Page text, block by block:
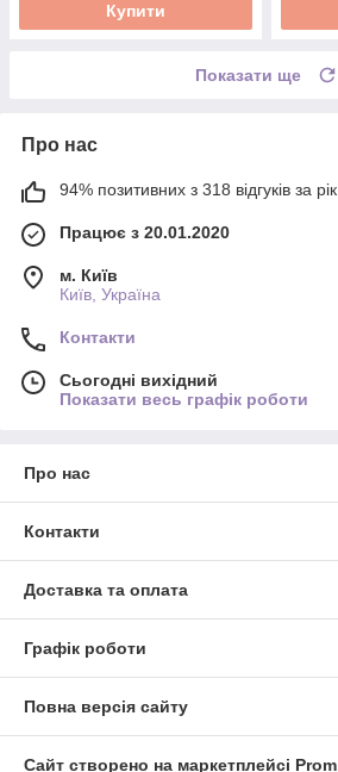
Купити
Показати ще
Про нас
94% позитивних з 318 відгуків за рік
Працює з 20.01.2020
м. Київ
Київ, Україна
Контакти
Сьогодні вихідний
Показати весь графік роботи
Про нас
Контакти
Доставка та оплата
Графік роботи
Повна версія сайту
Сайт створено на маркетплейсі